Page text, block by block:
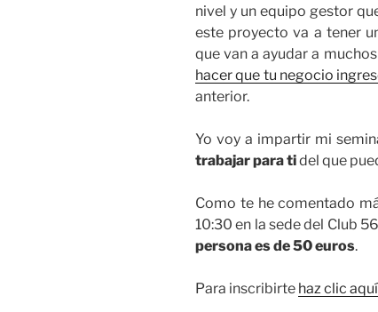
nivel y un equipo gestor
este proyecto va a tener
que van a ayudar a
hacer que tu negocio
anterior.
Yo voy a impartir mi
trabajar para tidel que
Como te he comentado
10:30 en la sede del Club
persona es de 50 euros.
Para inscribirte haz clic aquí